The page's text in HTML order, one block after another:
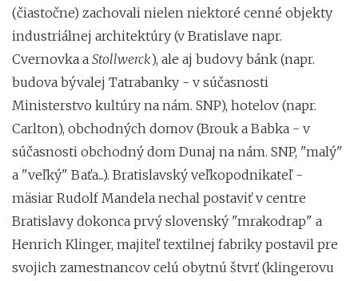
(čiastočne) zachovali nielen niektoré cenné objekty
industriálnej architektúry (v Bratislave napr.
Cvernovka a Stollwerck), ale aj budovy bánk (napr.
budova bývalej Tatrabanky - v súčasnosti
Ministerstvo kultúry na nám. SNP), hotelov (napr.
Carlton), obchodných domov (Brouk a Babka - v
súčasnosti obchodný dom Dunaj na nám. SNP, "malý"
a "veľký" Baťa...). Bratislavský veľkopodnikateľ -
mäsiar Rudolf Mandela nechal postaviť v centre
Bratislavy dokonca prvý slovenský "mrakodrap" a
Henrich Klinger, majiteľ textilnej fabriky postavil pre
svojich zamestnancov celú obytnú štvrť (klingerovu